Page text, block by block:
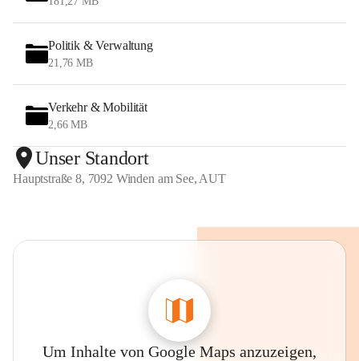
Politik & Verwaltung
21,76 MB
Verkehr & Mobilität
2,66 MB
Unser Standort
Hauptstraße 8, 7092 Winden am See, AUT
Um Inhalte von Google Maps anzuzeigen,